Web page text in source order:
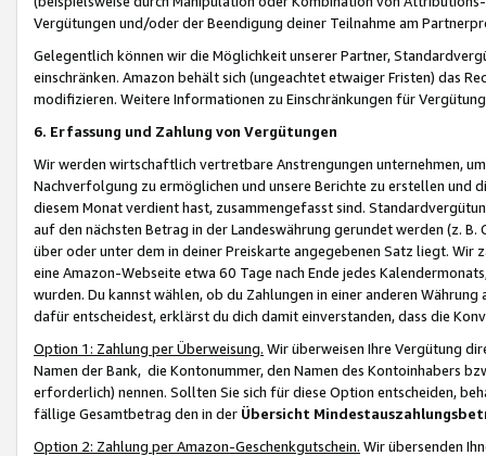
Vergütungen und/oder der Beendigung deiner Teilnahme am
Gelegentlich können wir die Möglichkeit unserer Partner,
einschränken. Amazon behält sich (ungeachtet etwaiger Fristen) das
modifizieren. Weitere Informationen zu Einschränkungen für
6. Erfassung und Zahlung von Vergütungen
Wir werden wirtschaftlich vertretbare Anstrengungen unternehmen,
Nachverfolgung zu ermöglichen und unsere Berichte zu erstellen und
diesem Monat verdient hast, zusammengefasst sind.
auf den nächsten Betrag in der Landeswährung gerundet werden (z.
über oder unter dem in deiner Preiskarte angegebenen Satz liegt.
eine Amazon-Webseite etwa 60 Tage nach Ende jedes
wurden. Du kannst wählen, ob du Zahlungen in einer anderen
dafür entscheidest, erklärst du dich damit einverstanden, dass die
Option 1: Zahlung per Überweisung. Wir überweisen Ihre Vergütung
Namen der Bank, die Kontonummer, den Namen des Kontoinhabers
erforderlich) nennen. Sollten Sie sich für diese Option entscheiden,
fällige Gesamtbetrag den in der Übersicht
Option 2: Zahlung per Amazon-Geschenkgutschein. Wir übersenden